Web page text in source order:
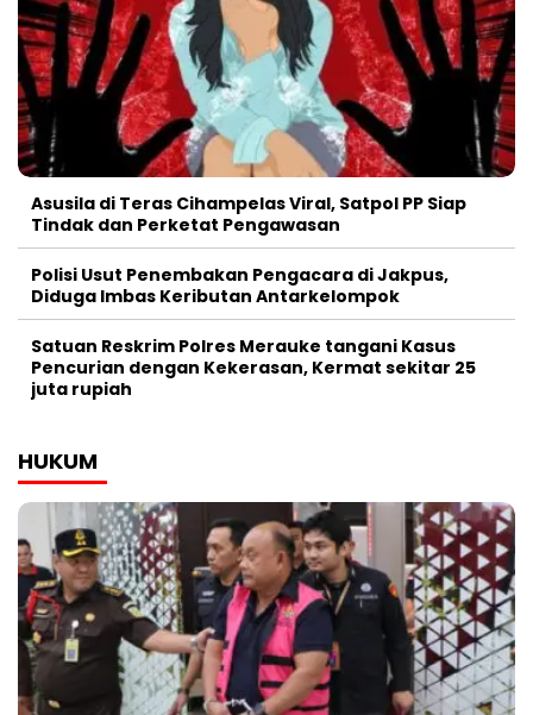
Asusila di Teras Cihampelas Viral, Satpol PP Siap
Tindak dan Perketat Pengawasan
Polisi Usut Penembakan Pengacara di Jakpus,
Diduga Imbas Keributan Antarkelompok
Satuan Reskrim Polres Merauke tangani Kasus
Pencurian dengan Kekerasan, Kermat sekitar 25
juta rupiah
HUKUM